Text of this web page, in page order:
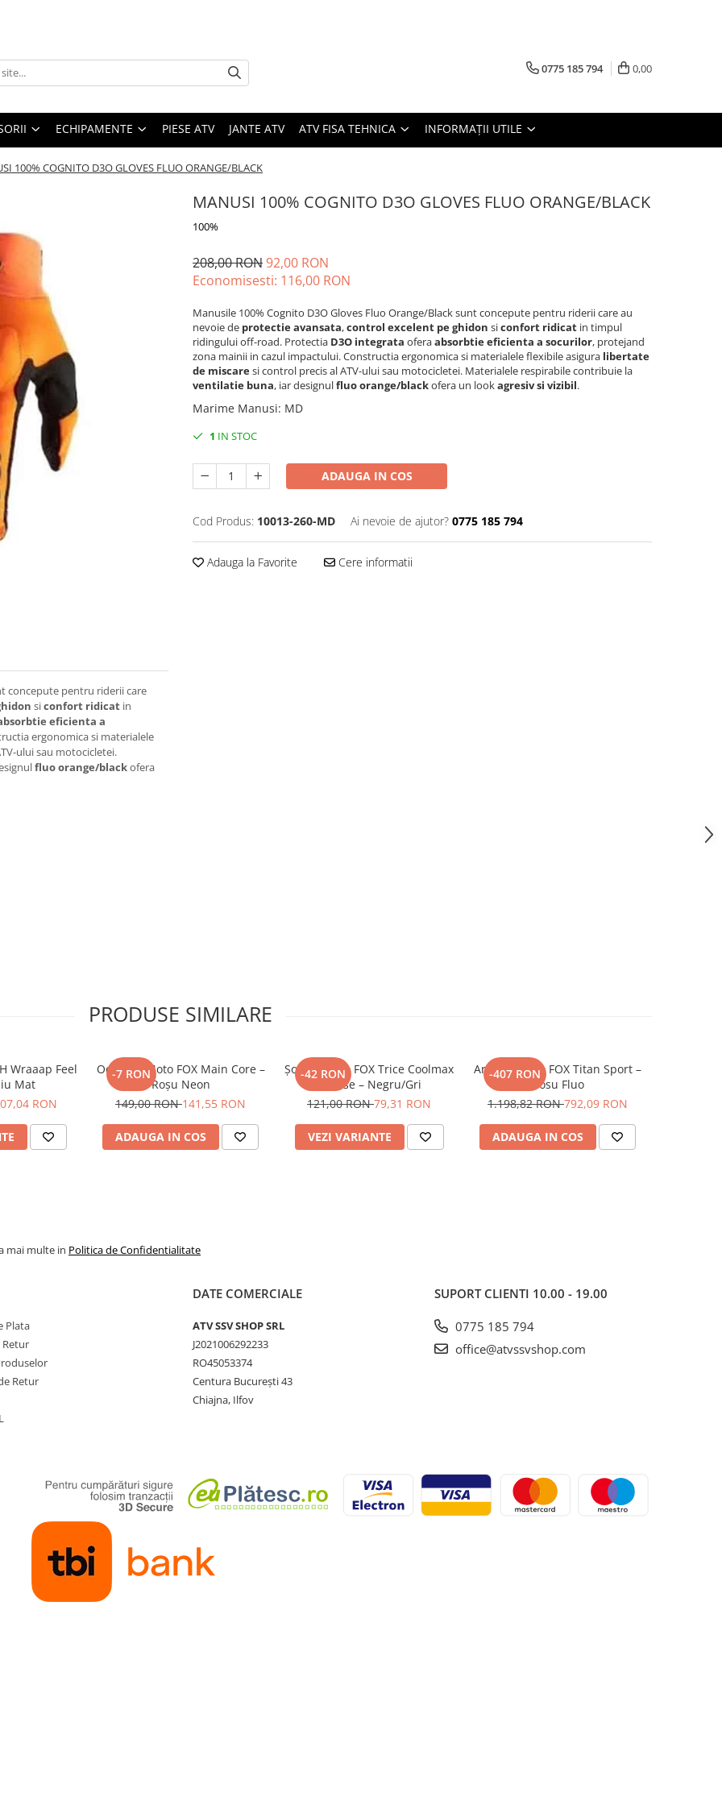
0775 185 794 0,00
ECHIPAMENTE PIESE ATV JANTE ATV ATV FISA TEHNICA INFORMAȚII UTILE
100% COGNITO D3O GLOVES FLUO ORANGE/BLACK
MANUSI 100% COGNITO D3O GLOVES FLUO ORANGE/BLACK
100%
208,00 RON92,00 RON
Economisesti: 116,00 RON
Manusile 100% Cognito D3O Gloves Fluo Orange/Black sunt concepute pentru riderii care au
nevoie de protectie avansata,control excelent pe ghidon siconfort ridicat in timpul
ridingului off-road. Protectia D3O integrata oferaabsorbtie eficienta a socurilor, protejand
zona mainii in cazul impactului. Constructia ergonomica si materialele flexibile asigura libertate
de miscaresi control precis al ATV-ului sau motocicletei. Materialele respirabile contribuie la
ventilatie buna, iar designulfluo orange/blackofera un lookagresiv si vizibil.
Marime Manusi: MD
1 IN STOC
ADAUGA IN COS
Cod Produs: 10013-260-MD Ai nevoie de ajutor? 0775 185 794
Adauga la Favorite Cere informatii
concepute pentru riderii care
siconfort ridicat in
eficienta a
ergonomica si materialele
ului sau motocicletei.
fluo orange/blackofera
PRODUSE SIMILARE
Wraaap Feel
Mat
RON
-7 RON
Ochelari Moto FOX Main Core –
Roșu Neon
149,00 RON141,55 RON
ADAUGA IN COS
-42 RON
Șosete Moto FOX Trice Coolmax
Groase – Negru/Gri
121,00 RON79,31 RON
VEZI VARIANTE
-407 RON
Armura Moto FOX Titan Sport –
Rosu Fluo
1.198,82 RON792,09 RON
ADAUGA IN COS
mai multe in Politica de Confidentialitate
Plata
Retur
Retur
DATE COMERCIALE
ATV SSV SHOP SRL
J2021006292233
RO45053374
Centura București 43
Chiajna, Ilfov
SUPORT CLIENTI 10.00 - 19.00
0775 185 794
office@atvssvshop.com